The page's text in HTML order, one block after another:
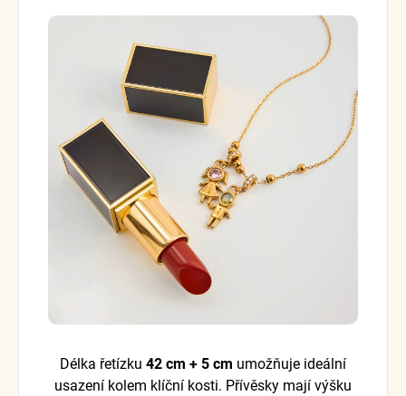
Délka řetízku 42 cm + 5 cm umožňuje ideální
usazení kolem klíční kosti. Přívěsky mají výšku